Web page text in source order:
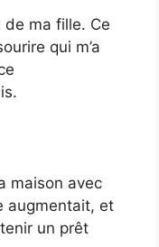
de ma fille. Ce
qui m’a
maison avec
augmentait, et
un prêt